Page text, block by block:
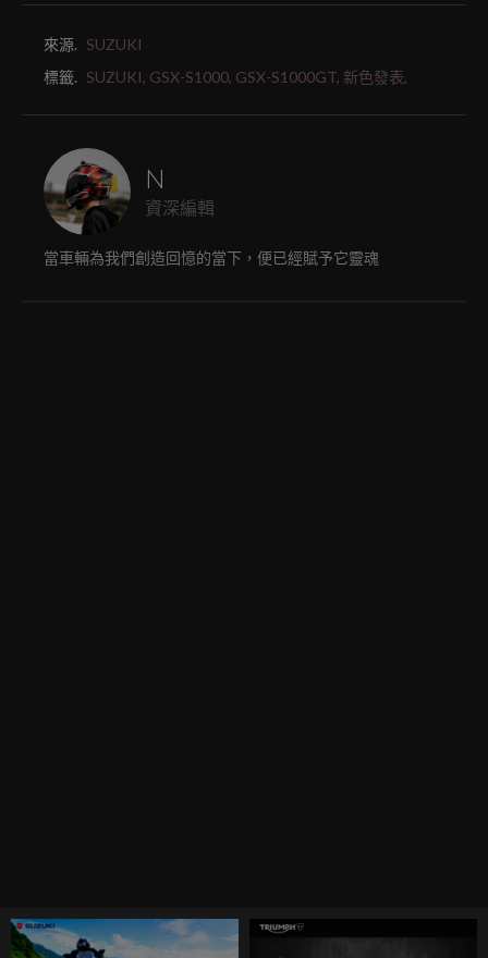
來源. SUZUKI
標籤. SUZUKI, GSX-S1000, GSX-S1000GT, 新色發表,
N
資深編輯
當車輛為我們創造回憶的當下，便已經賦予它靈魂